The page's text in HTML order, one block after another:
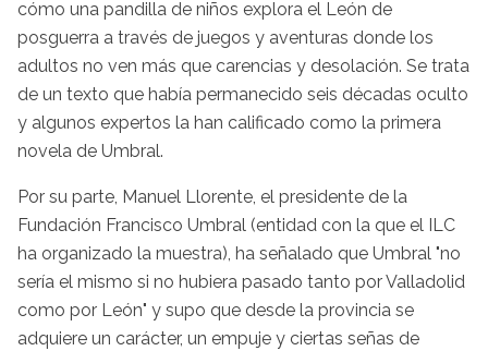
cómo una pandilla de niños explora el León de
posguerra a través de juegos y aventuras donde los
adultos no ven más que carencias y desolación. Se trata
de un texto que había permanecido seis décadas oculto
y algunos expertos la han calificado como la primera
novela de Umbral.
Por su parte, Manuel Llorente, el presidente de la
Fundación Francisco Umbral (entidad con la que el ILC
ha organizado la muestra), ha señalado que Umbral "no
sería el mismo si no hubiera pasado tanto por Valladolid
como por León" y supo que desde la provincia se
adquiere un carácter, un empuje y ciertas señas de